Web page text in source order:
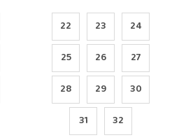
22 23 24
25 26 27
28 29 30
31 32